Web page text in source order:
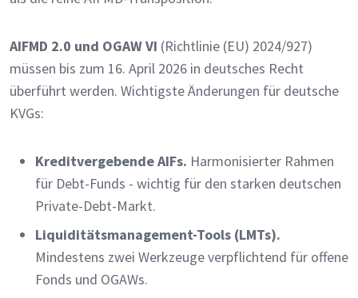
AIFMD 2.0 und OGAW VI (Richtlinie (EU) 2024/927)
müssen bis zum 16. April 2026 in deutsches Recht
überführt werden. Wichtigste Änderungen für deutsche
KVGs:
Kreditvergebende AIFs. Harmonisierter Rahmen
für Debt-Funds - wichtig für den starken deutschen
Private-Debt-Markt.
Liquiditätsmanagement-Tools (LMTs).
Mindestens zwei Werkzeuge verpflichtend für offene
Fonds und OGAWs.